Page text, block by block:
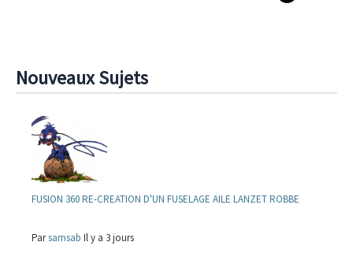
Nouveaux Sujets
FUSION 360 RE-CREATION D'UN FUSELAGE AILE LANZET ROBBE
Parsamsab Il y a 3 jours